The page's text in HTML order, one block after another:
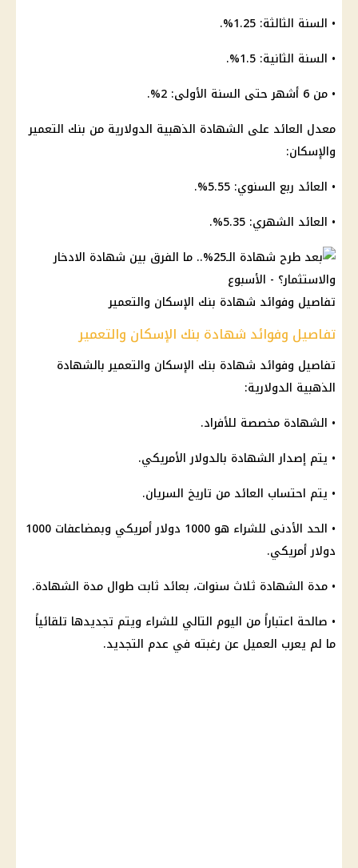
• السنة الثالثة: 1.25%.
• السنة الثانية: 1.5%.
• من 6 أشهر حتى السنة الأولى: 2%.
معدل العائد على الشهادة الذهبية الدولارية من بنك التعمير
والإسكان:
• العائد ربع السنوي: 5.55%.
• العائد الشهري: 5.35%.
تفاصيل وفوائد شهادة بنك الإسكان والتعمير
تفاصيل وفوائد شهادة بنك الإسكان والتعمير
تفاصيل وفوائد شهادة بنك الإسكان والتعمير بالشهادة
الذهبية الدولارية:
• الشهادة مخصصة للأفراد.
• يتم إصدارالشهادة بالدولار الأمريكي.
• يتم احتساب العائد من تاريخ السريان.
• الحد الأدنى للشراء هو 1000
دولارأمريكي وبمضاعفات 1000
دولارأمريكي.
• مدة الشهادة ثلاث سنوات، بعائد ثابت طوال مدة الشهادة.
• صالحة اعتباراً من اليوم التالي للشراء ويتم تجديدها تلقائياً
ما لم يعرب العميل عن رغبته في عدم التجديد.